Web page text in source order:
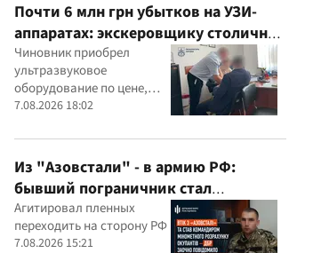
Мир
Почти 6 млн грн убытков на УЗИ-
аппаратах: экскеровщику столичной
больницы объявили подозрение
Чиновник приобрел
ультразвуковое
оборудование по цене,
которая, как установили
значительно выше
рыночной
7.08.2026 18:02
Из "Азовстали" - в армию РФ:
бывший пограничник стал
командиром минометного расчета
оккупантов
Агитировал пленных
переходить на сторону РФ
7.08.2026 15:21